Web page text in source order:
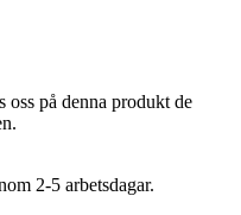
oss på denna produkt de
2-5 arbetsdagar.